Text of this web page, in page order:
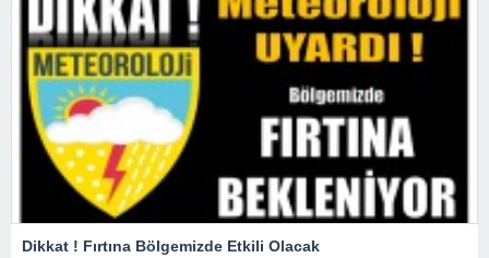
Dikkat ! Fırtına Bölgemizde Etkili Olacak